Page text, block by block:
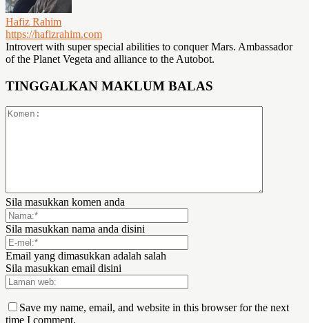
Hafiz Rahim
https://hafizrahim.com
Introvert with super special abilities to conquer Mars. Ambassador
of the Planet Vegeta and alliance to the Autobot.
TINGGALKAN MAKLUM BALAS
Sila masukkan komen anda
Sila masukkan nama anda disini
Email yang dimasukkan adalah salah
Sila masukkan email disini
Save my name, email, and website in this browser for the next
time I comment.